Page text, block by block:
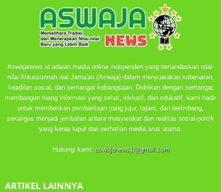
Aswajanews.id adalah media online independen yang berlandaskan nilai-
nilai Ahlussunnah wal Jama'ah (Aswaja) dalam menyuarakan kebenaran,
keadilan sosial, dan semangat kebangsaan. Didirikan dengan semangat
membangun ruang informasi yang sehat, inklusif, dan edukatif, kami hadir
untuk memberikan pemberitaan yang jujur, tajam, dan berimbang,
sekaligus menjadi jembatan antara masyarakat dan realitas sosial-politik
yang kerap luput dari perhatian media arus utama.
Hubungi kami: aswajanews1@gmail.com
ARTIKEL LAINNYA